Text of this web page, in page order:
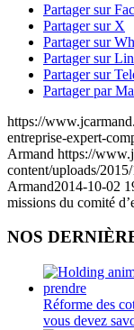
Partager sur
Partager sur X
Partager sur
Partager sur
Partager sur
Partager par
https://
entreprise-expert-
Armand https://
content/uploads/
Armand2014-10-02
missions du comité
NOS
Réforme des
vous devez